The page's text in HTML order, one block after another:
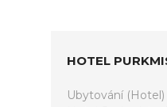
HOTEL
Ubytování